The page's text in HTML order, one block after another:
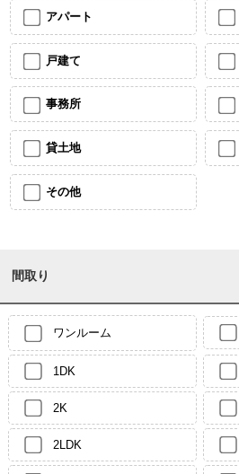
アパート
戸建て
事務所
貸土地
その他
間取り
ワンルーム
1DK
2K
2LDK